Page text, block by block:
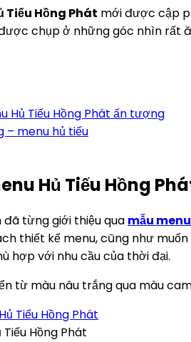
Tiếu Hồng Phát mới được cập
chụp ở những góc nhìn rất
Hủ Tiếu Hồng Phát ấn tượng
– menu hủ tiếu
Hủ Tiếu Hồng
đã từng giới thiệu qua mẫu
thiết kế menu, cũng như muốn
hợp với nhu cầu của thời đại.
từ màu nâu trắng qua màu
Hồng Phát